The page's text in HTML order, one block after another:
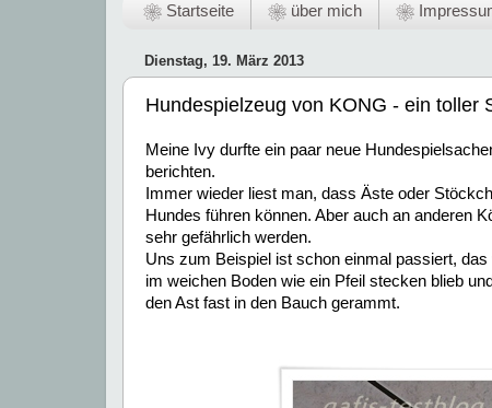
❀ Startseite ❀ über mich ❀
Dienstag, 19. März 2013
Hundespielzeug von KONG - ein toller
Meine Ivy durfte ein paar neue
berichten.
Immer wieder liest man, dass Äste oder
Hundes führen können. Aber auch an anderen
sehr gefährlich werden.
Uns zum Beispiel ist schon einmal passiert,
im weichen Boden wie ein Pfeil stecken blieb
den Ast fast in den Bauch gerammt.